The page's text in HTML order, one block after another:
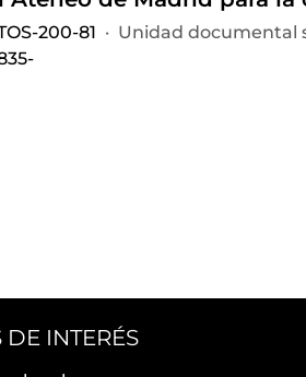
200-81 · Unidad documental
DE INTERÉS